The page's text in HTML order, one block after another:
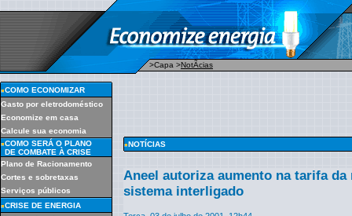
>Capa >NotÃ­cias
COMO ECONOMIZAR
Gasto por eletrodoméstico
Economize em casa
Calcule sua economia
COMO SERÁ O PLANO
DE COMBATE À CRISE
Plano de Racionamento
Cortes e sobretaxas
Serviços públicos
CRISE DE ENERGIA
NOTÍCIAS
Aneel autoriza aumento na tarifa da
sistema interligado